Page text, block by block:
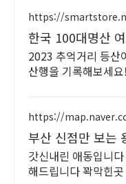
https://
한국 100대명산
석 등산여권 스탬
2023 추억거리 등산
산행을 기록해보세
게 선물을 해보세요
https://
부산 신점만 보는
정상등정
갓신내린 애동입니
해드립니다 꽉막힌